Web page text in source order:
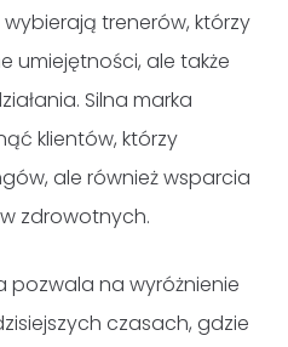
trenerów, którzy
umiejętności, ale także
Silna marka
klientów, którzy
ale również wsparcia
zdrowotnych.
pozwala na wyróżnienie
czasach, gdzie